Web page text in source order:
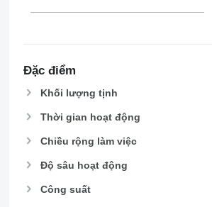
Đặc điểm
Khối lượng tịnh
Thời gian hoạt động
Chiều rộng làm việc
Độ sâu hoạt động
Công suất